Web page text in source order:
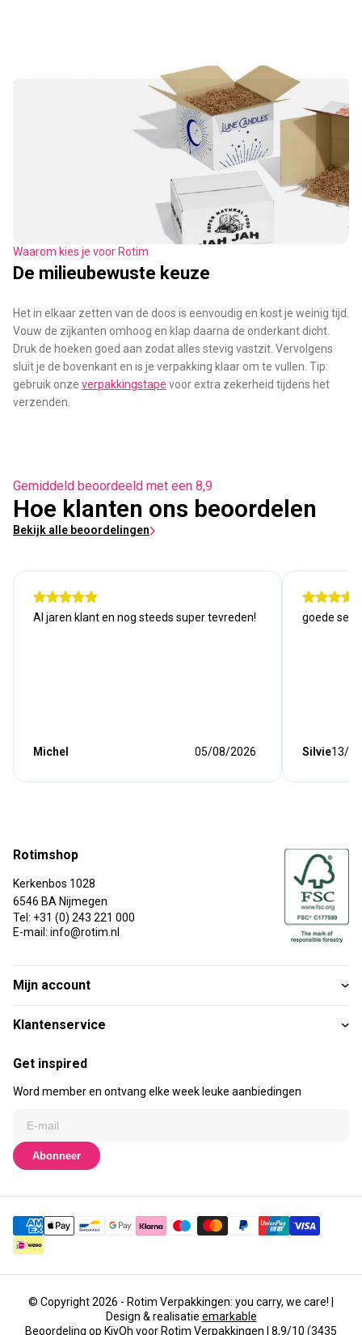
Waarom kies je voor Rotim
De milieubewuste keuze
Het in elkaar zetten van de doos is eenvoudig en kost je weinig tijd.
Vouw de zijkanten omhoog en klap daarna de onderkant dicht.
Druk de hoeken goed aan zodat alles stevig vastzit. Vervolgens
sluit je de bovenkant en is je verpakking klaar om te vullen. Tip:
gebruik onze verpakkingstape voor extra zekerheid tijdens het
verzenden.
Gemiddeld beoordeeld met een 8,9
Hoe klanten ons beoordelen
Bekijk alle beoordelingen
Al jaren klant en nog steeds super tevreden!
Michel 05/08/2026
goede
Silvie13/
Rotimshop
Kerkenbos 1028
6546 BA Nijmegen
Tel: +31 (0) 243 221 000
E-mail: info@rotim.nl
Mijn account
Klantenservice
Get inspired
Word member en ontvang elke week leuke aanbiedingen
Abonneer
© Copyright 2026 - Rotim Verpakkingen: you carry, we care! |
Design & realisatie emarkable
Beoordeling op KiyOh voor Rotim Verpakkingen | 8,9/10 (3435